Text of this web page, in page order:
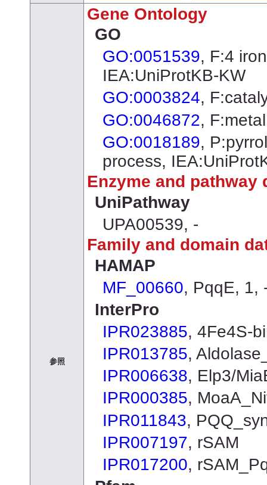
参照
Gene Ontology
GO
GO:0051539, F:4
IEA:UniProtKB-KW
GO:0003824,
GO:0046872,
GO:0018189,
process,
Enzyme and pathway
UniPathway
UPA00539, -
Family and domain
HAMAP
MF_00660, PqqE, 1,
InterPro
IPR023885, 4Fe4S-
IPR013785,
IPR006638, Elp3/
IPR000385,
IPR011843,
IPR007197, rSAM
IPR017200,